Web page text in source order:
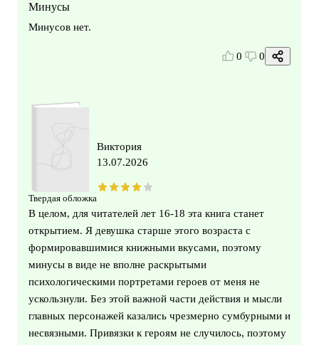
Минусы
Минусов нет.
0 0
Твердая обложка
Виктория
13.07.2026
В целом, для читателей лет 16-18 эта книга станет
открытием. Я девушка старше этого возраста с
формировавшимися книжными вкусами, поэтому
минусы в виде не вполне раскрытыми
психологическими портретами героев от меня не
ускользнули. Без этой важной части действия и мысли
главных персонажей казались чрезмерно сумбурными и
несвязными. Привязки к героям не случилось, поэтому